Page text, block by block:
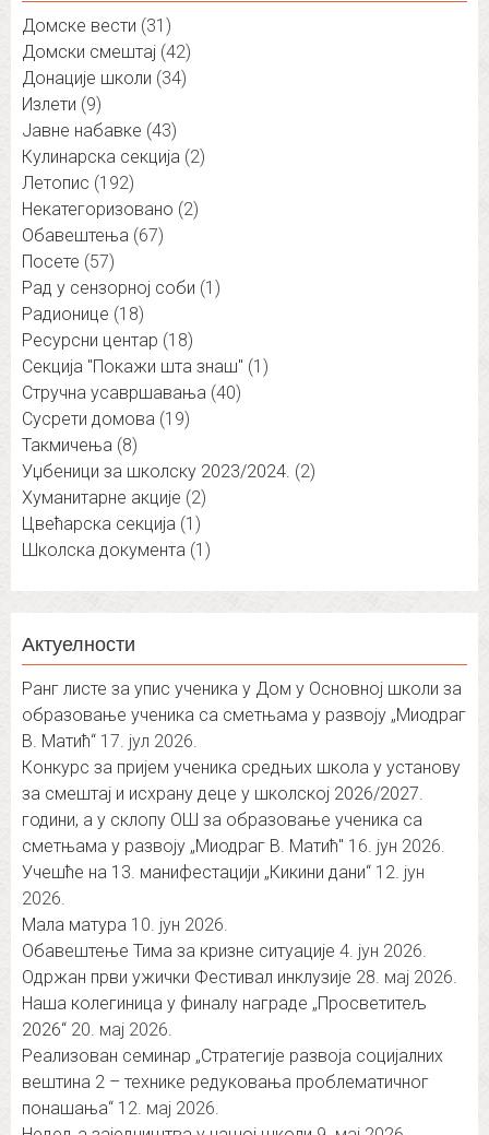
Домске вести (31)
Домски смештај (42)
Донације школи (34)
Излети (9)
Јавне набавке (43)
Кулинарска секција (2)
Летопис (192)
Некатегоризовано (2)
Обавештења (67)
Посете (57)
Рад у сензорној соби (1)
Радионице (18)
Ресурсни центар (18)
Секција "Покажи шта знаш" (1)
Стручна усавршавања (40)
Сусрети домова (19)
Такмичења (8)
Уџбеници за школску 2023/2024. (2)
Хуманитарне акције (2)
Цвећарска секција (1)
Школска документа (1)
Актуелности
Ранг листе за упис ученика у Дом у Основној школи за
образовање ученика са сметњама у развоју „Миодраг
В. Матић“ 17. јул 2026.
Конкурс за пријем ученика средњих школа у установу
за смештај и исхрану деце у школској 2026/2027.
години, а у склопу ОШ за образовање ученика са
сметњама у развоју „Миодраг В. Матић″ 16. јун 2026.
Учешће на 13. манифестацији „Кикини дани“ 12. јун
2026.
Мала матура 10. јун 2026.
Обавештење Тима за кризне ситуације 4. јун 2026.
Одржан први ужички Фестивал инклузије 28. мај 2026.
Наша колегиница у финалу награде „Просветитељ
2026“ 20. мај 2026.
Реализован семинар „Стратегије развоја социјалних
вештина 2 – технике редуковања проблематичног
понашања“ 12. мај 2026.